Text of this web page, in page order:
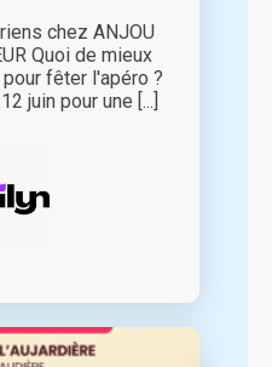
chez ANJOU
Quoi de mieux
fêter l'apéro ?
juin pour une [...]